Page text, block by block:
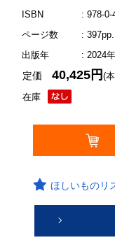
ISBN
: 978-0-
ページ数
: 397pp.
出版年
: 2024年
在庫
定価40,425円(
ほしいものリ